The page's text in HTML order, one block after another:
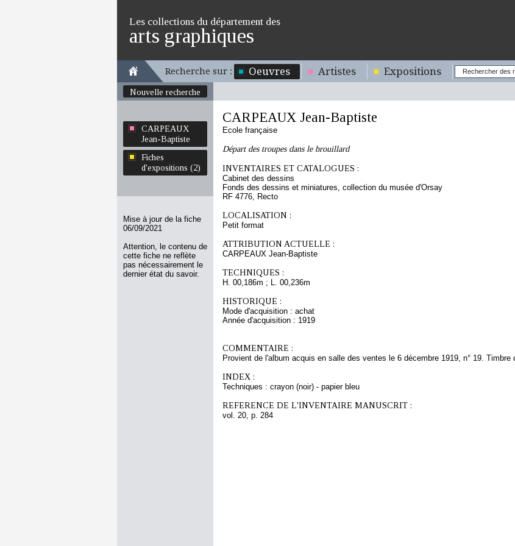
Les collections du département des
arts graphiques
Recherche sur : Oeuvres Artistes Expositions
Nouvelle recherche
CARPEAUX
Jean-Baptiste
Fiches
d'expositions (2)
Mise à jour de la fiche
06/09/2021
Attention, le contenu de
cette fiche ne reflète
pas nécessairement le
dernier état du savoir.
CARPEAUX Jean-Baptiste
Ecole française
Départ des troupes dans le brouillard
INVENTAIRES ET CATALOGUES :
Cabinet des dessins
Fonds des dessins et miniatures, collection du musée d'Orsay
RF 4776, Recto
LOCALISATION :
Petit format
ATTRIBUTION ACTUELLE :
CARPEAUX Jean-Baptiste
TECHNIQUES :
H. 00,186m ; L. 00,236m
HISTORIQUE :
Mode d'acquisition : achat
Année d'acquisition : 1919
COMMENTAIRE :
Provient de l'album acquis en salle des ventes le 6 décembre 1919, n° 19. Timbre
INDEX :
Techniques : crayon (noir) - papier bleu
REFERENCE DE L'INVENTAIRE MANUSCRIT :
vol. 20, p. 284